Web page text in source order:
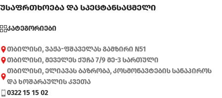
უსაფრთხოება და სპეცტანსაცმელი
კატეგორიები
თბილისი, ვაჟა-ფშაველას გამზირი N51
თბილისი, მეველეს ქუჩა 7/9 მე-3 სართული
თბილისი, ელიავას ბაზრობა, კოსმონავტების სანაპიროს
და ხოშარაულის კვეთა
0322 15 15 02